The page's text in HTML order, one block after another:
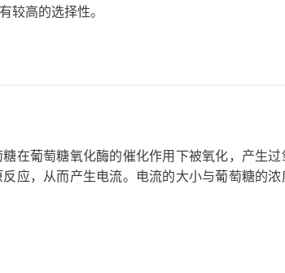
较高的选择性。
在葡萄糖氧化酶的催化作用下被氧化，产生
应，从而产生电流。电流的大小与葡萄糖的